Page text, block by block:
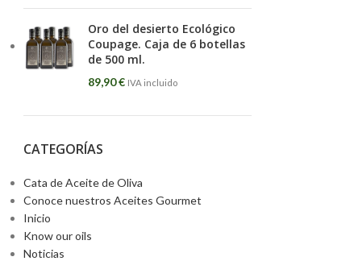
Oro del desierto Ecológico
Coupage. Caja de 6 botellas
de 500 ml.
89,90€ IVA incluido
CATEGORÍAS
Cata de Aceite de Oliva
Conoce nuestros Aceites Gourmet
Inicio
Know our oils
Noticias